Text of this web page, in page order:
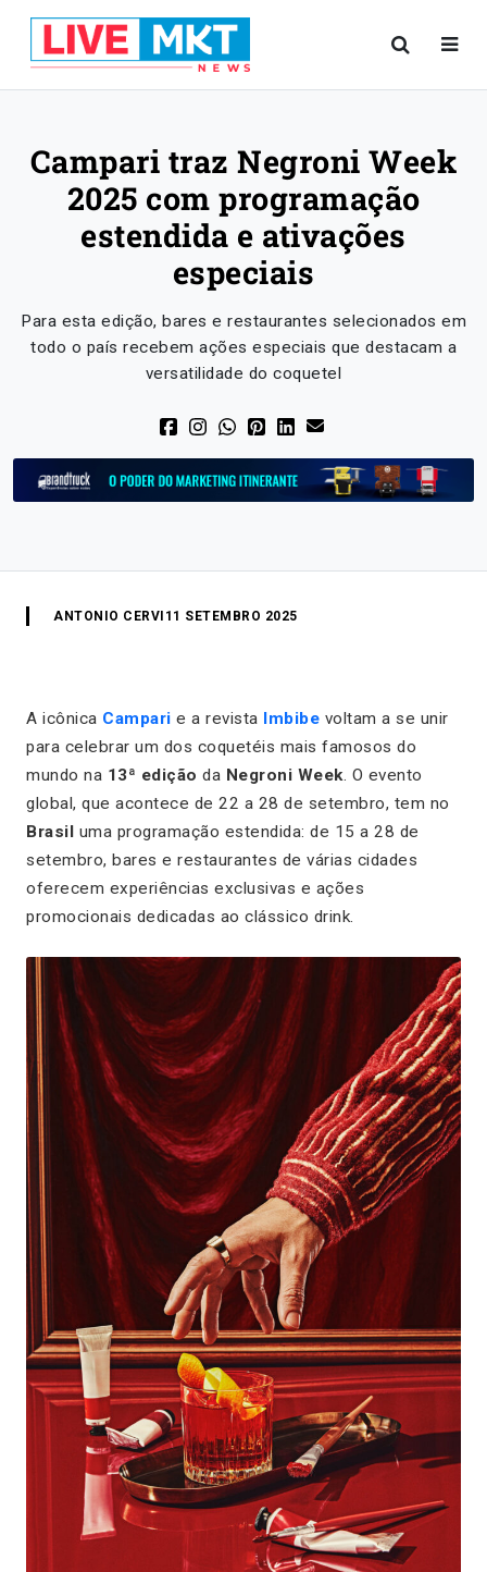
Campari traz Negroni Week
2025 com programação
estendida e ativações
especiais
Para esta edição, bares e restaurantes selecionados em
todo o país recebem ações especiais que destacam a
versatilidade do coquetel
ANTONIO CERVI 11 SETEMBRO 2025
A icônica Campari e a revista Imbibe voltam a se unir
para celebrar um dos coquetéis mais famosos do
mundo na 13ª edição da Negroni Week. O evento
global, que acontece de 22 a 28 de setembro, tem no
Brasil uma programação estendida: de 15 a 28 de
setembro, bares e restaurantes de várias cidades
oferecem experiências exclusivas e ações
promocionais dedicadas ao clássico drink.